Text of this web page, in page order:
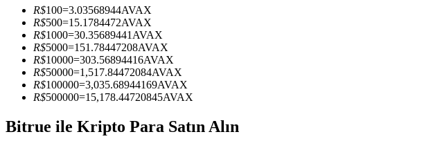
Kopya Tüccarı Olun
R$100=3.03568944AVAX
R$500=15.1784472AVAX
R$1000=30.35689441 AVAX
R$5000=151.78447208AVAX
R$10000=303.56894416AVAX
R$50000=1,517.84472084AVAX
R$100000=3,035.68944169AVAX
R$500000=15,178.44720845AVAX
Bitrue ile Kripto Para Satın Alın